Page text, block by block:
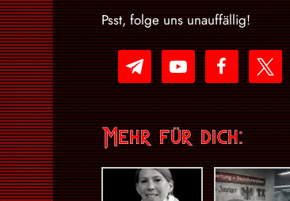
Psst, folge uns unauffällig!
telegramyoutube-
play
facebookx
Mehr für dich: